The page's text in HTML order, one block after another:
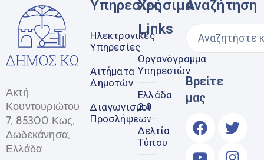
Ακτή
Κουντουριώτου
7, 85300 Κως,
Δωδεκάνησα,
Ελλάδα
Υπηρεσίες
Ηλεκτρονικές
Υπηρεσίες
Αιτήματα
Δημοτών
Διαγωνισμοί
Προσλήψεων
Χρήσιμα
Links
Οργανόγραμμα
Υπηρεσιών
Ελλάδα
2.0
Δελτία
Τύπου
Αναζήτηση
Βρείτε
μας